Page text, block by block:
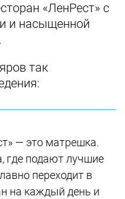
«ЛенРест» с
и насыщенной
так
— это матрешка.
где подают лучшие
переходит в
на каждый день и